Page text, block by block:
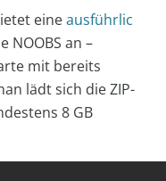
eineausführlic
NOOBS an –
mit bereits
lädt sich die ZIP-
8 GB